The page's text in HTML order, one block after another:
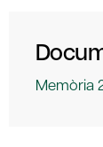
Memòria